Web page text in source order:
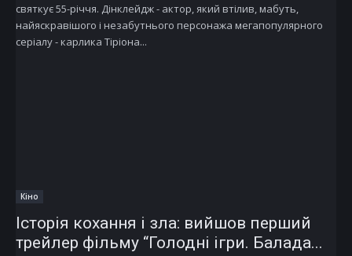
святкує 55-річчя. Дінклейдж - актор, який втілив, мабуть,
найяскравішого і незабутнього персонажа мегапопулярного
серіалу - карлика Тіріона...
Кіно
Історія кохання і зла: вийшов перший
трейлер фільму “Голодні ігри. Балада...